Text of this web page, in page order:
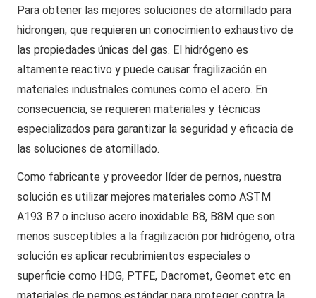
Para obtener las mejores soluciones de atornillado para
hidrongen, que requieren un conocimiento exhaustivo de
las propiedades únicas del gas. El hidrógeno es
altamente reactivo y puede causar fragilización en
materiales industriales comunes como el acero. En
consecuencia, se requieren materiales y técnicas
especializados para garantizar la seguridad y eficacia de
las soluciones de atornillado.
Como fabricante y proveedor líder de pernos, nuestra
solución es utilizar mejores materiales como ASTM
A193 B7 o incluso acero inoxidable B8, B8M que son
menos susceptibles a la fragilización por hidrógeno, otra
solución es aplicar recubrimientos especiales o
superficie como HDG, PTFE, Dacromet, Geomet etc en